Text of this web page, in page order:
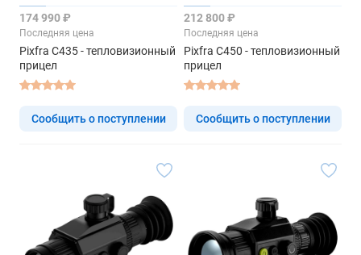
174 990 ₽
Последняя цена
Pixfra C435 - тепловизионный
прицел
Сообщить о поступлении
212 800 ₽
Последняя цена
Pixfra C450 - тепловизионный
прицел
Сообщить о поступлении